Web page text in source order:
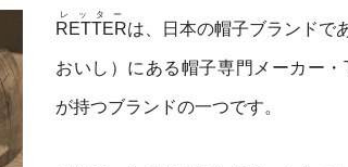
RETTER
レッター
は、日本の帽子ブランドで
おいし）にある帽子専門メーカー・
が持つブランドの一つです。